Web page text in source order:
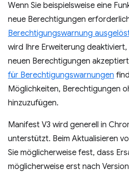
Wenn Sie beispielsweise eine
neue Berechtigungen
Berechtigungswarnung
wird Ihre Erweiterung
neuen Berechtigungen
für Berechtigungswarnungen
Möglichkeiten, Berechtigungen
hinzuzufügen.
Manifest V3 wird generell in
unterstützt. Beim Aktualisieren
Sie möglicherweise fest, dass
möglicherweise erst nach